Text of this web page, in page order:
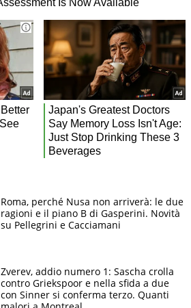
Roma, perché Nusa non arriverà: le due
ragioni e il piano B di Gasperini. Novità
su Pellegrini e Cacciamani
Zverev, addio numero 1: Sascha crolla
contro Griekspoor e nella sfida a due
con Sinner si conferma terzo. Quanti